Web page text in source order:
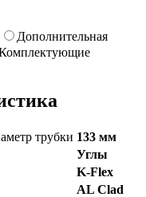
Дополнительная
трубки 133 мм
Углы
K-Flex
AL Clad